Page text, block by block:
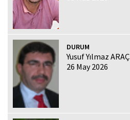
DURUM
Yusuf Yılmaz ARAÇ
26 May 2026